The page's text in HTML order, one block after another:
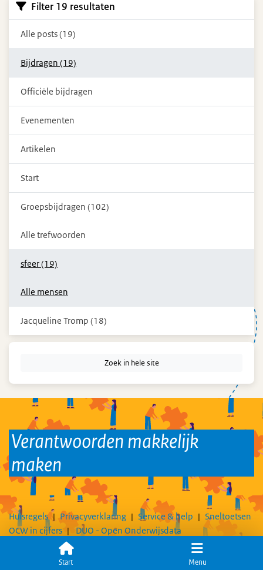
Start Menu
Filter 19 resultaten
Alle posts (19)
Bijdragen (19)
Officiële bijdragen
Evenementen
Artikelen
Start
Groepsbijdragen (102)
Alle trefwoorden
sfeer (19)
Alle mensen
Jacqueline Tromp (18)
Zoek in hele site
Verantwoorden makkelijk
maken
Huisregels Privacyverklaring Service & help
Sneltoetsen
OCW in cijfers
DUO - Open Onderwijsdata
Volg ons op